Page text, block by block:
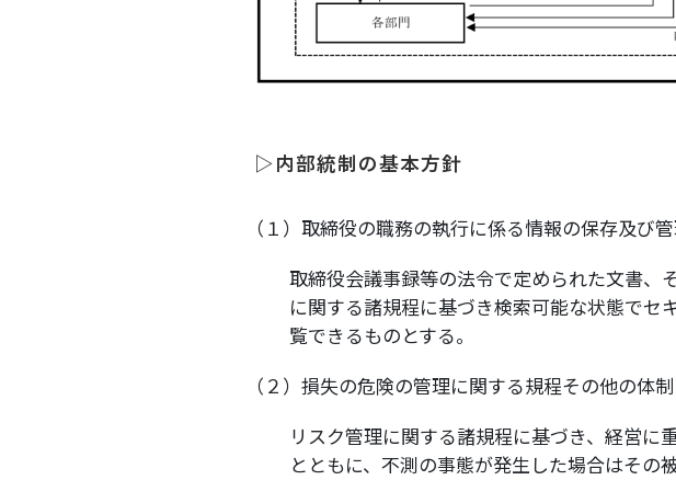
▷内部統制の基本方針
（１）取締役の職務の執行に係る情報の保存及び
取締役会議事録等の法令で定められた文書、
に関する諸規程に基づき検索可能な状態でセ
覧できるものとする。
（２）損失の危険の管理に関する規程その他の体制
リスク管理に関する諸規程に基づき、経営に
とともに、不測の事態が発生した場合はその